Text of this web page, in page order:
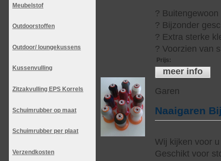
Meubelstof
Outdoorstoffen
Outdoor/ loungekussens
Kussenvulling
Zitzakvulling EPS Korrels
Schuimrubber op maat
Schuimrubber per plaat
Verzendkosten
?
? Bijzonder
? Extra sterke
? Voorzien van
Prijs:
meer info
Garen
Naaigaren
Wij kijken voor
Geschikt voor